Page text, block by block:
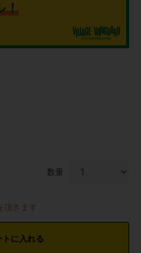
数量
きます
トに入れる